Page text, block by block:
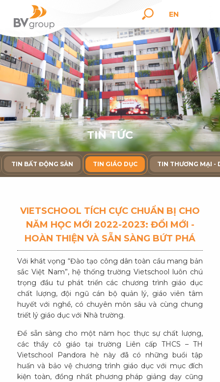
EN
TIN TỨC
TIN BẤT ĐỘNG SẢN TIN GIÁO DỤC TIN THƯƠNG MẠI -
VIETSCHOOL TÍCH CỰC CHUẨN BỊ CHO
NĂM HỌC MỚI 2022-2023: ĐỔI MỚI -
HOÀN THIỆN VÀ SẴN SÀNG BỨT PHÁ
Với khát vọng “Đào tạo công dân toàn cầu mang bản
sắc Việt Nam”, hệ thống trường Vietschool luôn chú
trọng đầu tư phát triển các chương trình giáo dục
chất lượng, đội ngũ cán bộ quản lý, giáo viên tâm
huyết với nghề, có chuyên môn sâu và cùng chung
triết lý giáo dục với Nhà trường.
Để sẵn sàng cho một năm học thực sự chất lượng,
các thầy cô giáo tại trường Liên cấp THCS – TH
Vietschool Pandora hè này đã có những buổi tập
huấn và bảo vệ chương trình giáo dục với mục đích
kiện toàn, đồng nhất phương pháp giảng dạy cũng